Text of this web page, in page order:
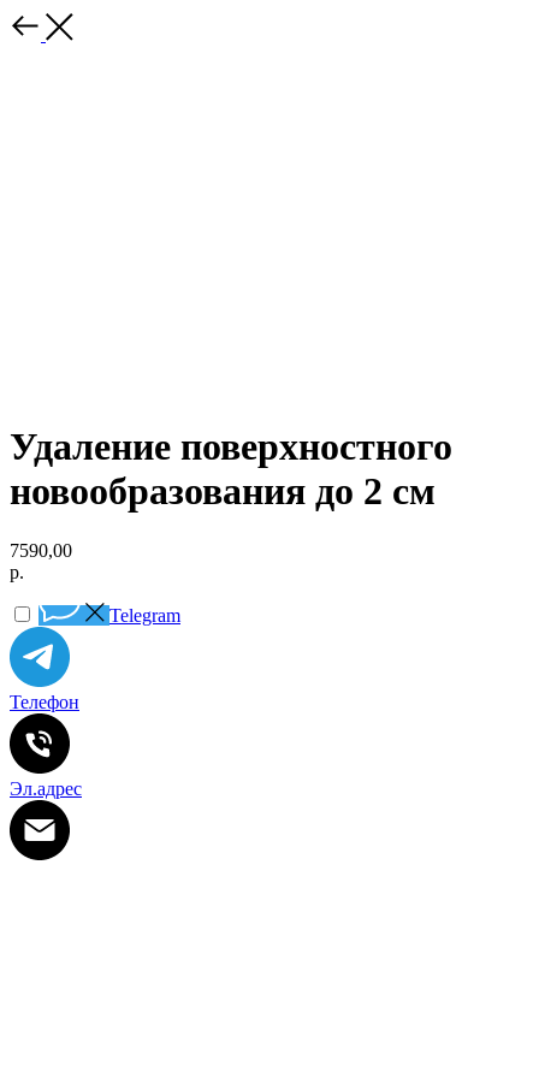
Удаление поверхностного
новообразования до 2 см
7590,00
р.
Telegram
Телефон
Эл.адрес